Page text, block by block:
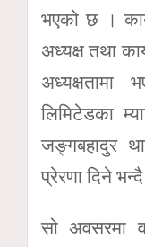
भएको छ ।
अध्यक्ष तथा
अध्यक्षतामा
लिमिटेडका
जङ्गबहादुर
प्रेरणा दिने
सो अवसरमा